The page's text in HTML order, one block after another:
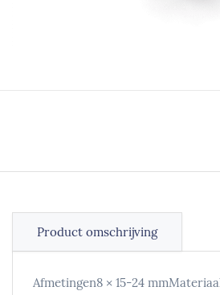
Product omschrijving
Afmetingen8 × 15-24